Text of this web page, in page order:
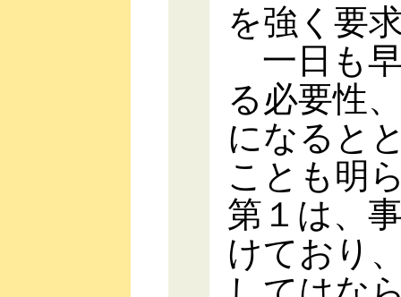
を強く要
一日も
る必要性
になると
ことも明
第１は、
けており